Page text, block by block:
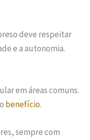
deve respeitar
e a autonomia.
em áreas comuns.
benefício.
sempre com